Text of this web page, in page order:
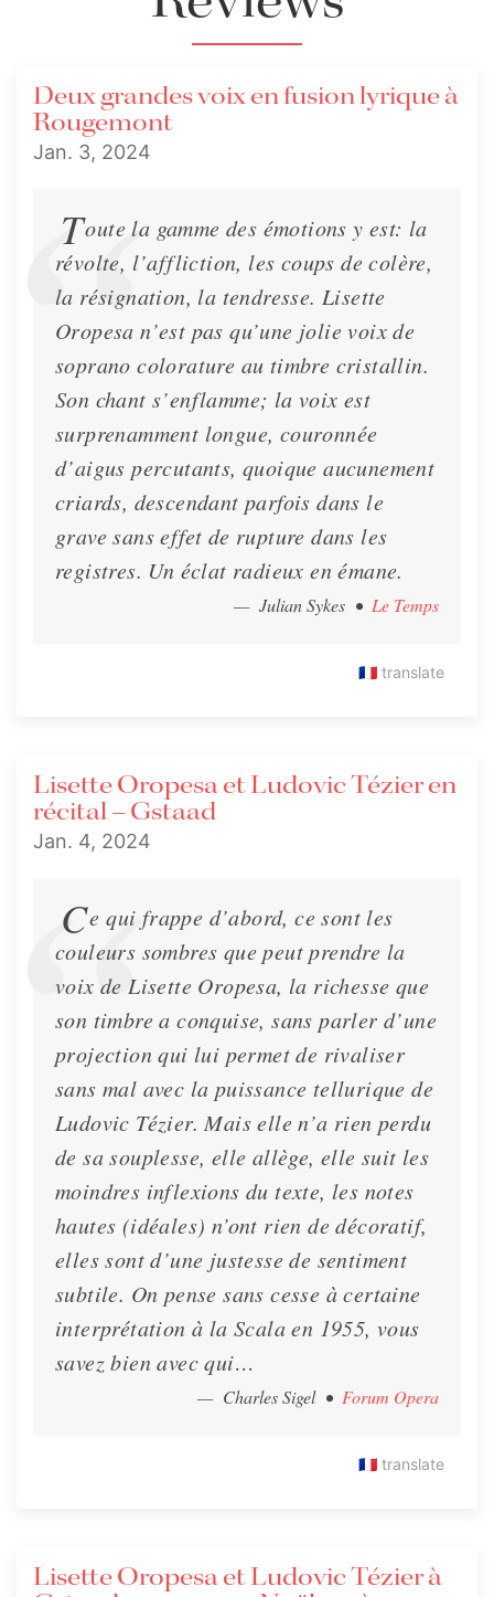
Lisette Oropesa and
Download Full Size
Deux grandes voix en fusion lyrique à
Rougemont
Jan. 3, 2024
Toute la gamme des émotions y est: la
révolte, l’affliction, les coups de colère,
la résignation, la tendresse. Lisette
Oropesa n’est pas qu’une jolie voix de
soprano colorature au timbre cristallin.
Son chant s’enflamme; la voix est
surprenamment longue, couronnée
d’aigus percutants, quoique aucunement
criards, descendant parfois dans le
grave sans effet de rupture dans les
registres. Un éclat radieux en émane.
— Julian Sykes • Le Temps
🇫🇷 translate
Lisette Oropesa et Ludovic Tézier en
récital – Gstaad
Jan. 4, 2024
Ce qui frappe d’abord, ce sont les
couleurs sombres que peut prendre la
voix de Lisette Oropesa, la richesse que
son timbre a conquise, sans parler d’une
projection qui lui permet de rivaliser
sans mal avec la puissance tellurique de
Ludovic Tézier. Mais elle n’a rien perdu
de sa souplesse, elle allège, elle suit les
moindres inflexions du texte, les notes
hautes (idéales) n’ont rien de décoratif,
elles sont d’une justesse de sentiment
subtile. On pense sans cesse à certaine
interprétation à la Scala en 1955, vous
savez bien avec qui…
— Charles Sigel • Forum Opera
🇫🇷 translate
Lisette Oropesa et Ludovic Tézier à